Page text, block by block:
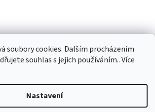
soubory cookies. Dalším procházením
souhlas s jejich používáním.. Více
Nastavení
na Instagramu